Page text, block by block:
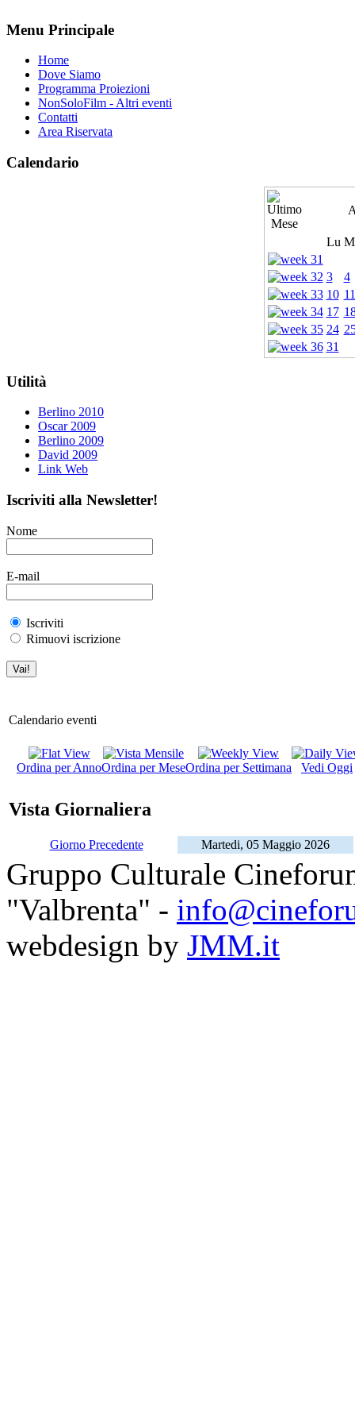
Menu Principale
Home
Dove Siamo
Programma Proiezioni
NonSoloFilm - Altri eventi
Contatti
Area Riservata
Calendario
Lu
3
4
10 11
17
24
31
Utilità
Berlino 2010
Oscar 2009
Berlino 2009
David 2009
Link Web
Iscriviti alla Newsletter!
Nome
E-mail
Iscriviti
Rimuovi iscrizione
Calendario eventi
Ordina per AnnoOrdina per MeseOrdina per Settimana Vedi Oggi
Vista Giornaliera
Giorno Precedente Martedi, 05 Maggio 2026
Gruppo Culturale
"Valbrenta" -
webdesign by JMM.it